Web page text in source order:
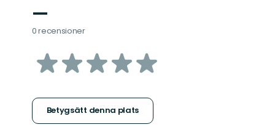
—
0 recensioner
av
stjärnor
Betygsätt denna plats